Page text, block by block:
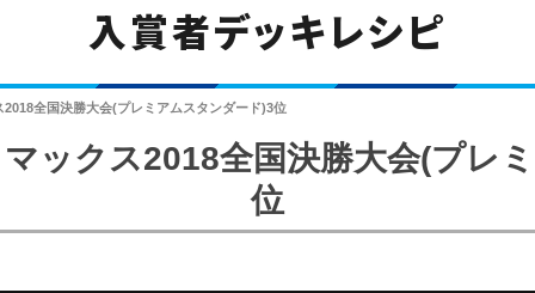
入賞者デッキレシピ
全国決勝大会(プレミアムスタンダード)3位
ックス2018全国決勝大会(プレ
位